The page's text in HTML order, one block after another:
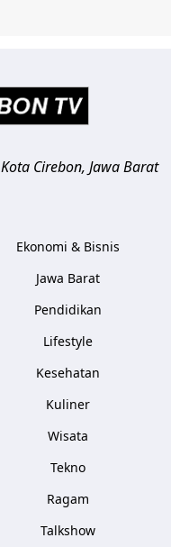
Kota Cirebon, Jawa Barat
Ekonomi & Bisnis
Jawa Barat
Pendidikan
Lifestyle
Kesehatan
Kuliner
Wisata
Tekno
Ragam
Talkshow